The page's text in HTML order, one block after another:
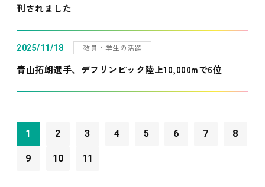
刊されました
2025/11/18 教員・学生の活躍
青山拓朗選手、デフリンピック陸上10,000mで6位
1 2 3 4 5 6 7 8
9 10 11